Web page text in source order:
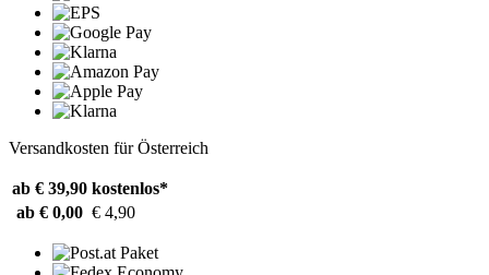
Versandkosten für Österreich
ab € 39,90 kostenlos*
ab € 0,00 € 4,90